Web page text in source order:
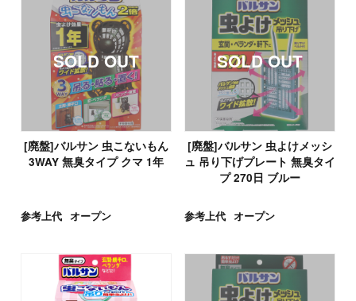
[廃盤]バルサン 虫こないもん
3WAY 無臭タイプ クマ 1年
参考上代 オープン
[廃盤]バルサン 虫よけメッシ
ュ 吊り下げプレート 無臭タイ
プ 270日 ブルー
参考上代 オープン